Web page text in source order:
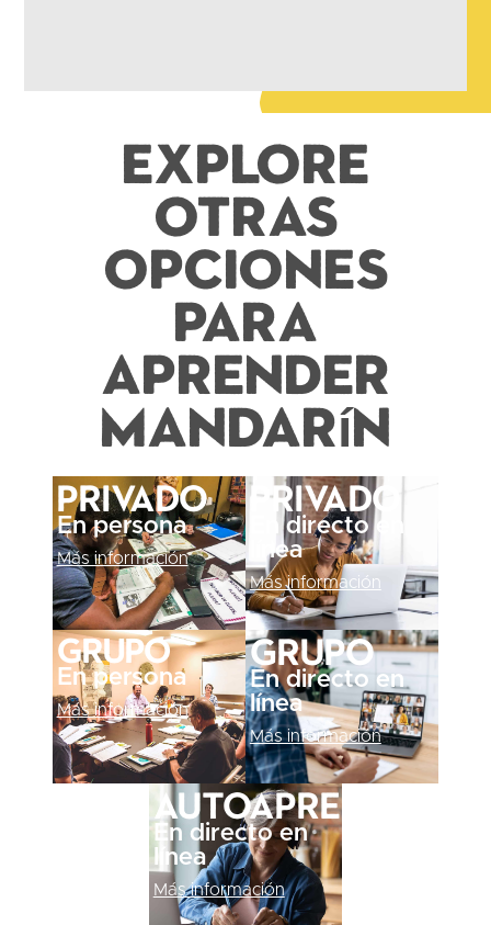
Explore
otras
opciones
para
aprender
mandarín
Privado
En persona
Más información
Privado
En directo en
línea
Más información
Grupo
En persona
Más información
Grupo
En directo en
línea
Más información
Autoaprendizaje
En directo en
línea
Más información